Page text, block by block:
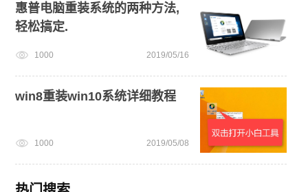
惠普电脑重装系统的两种方法,
轻松搞定.
1000 2019/05/16
win8重装win10系统详细教程
1000 2019/05/08